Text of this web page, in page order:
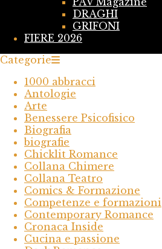
DRAGHI
GRIFONI
FIERE 2026
Categorie
1000 abbracci
Antologie
Arte
Benessere Psicofisico
Biografia
biografie
Chicklit Romance
Collana Chimere
Collana Teatro
Comics & Formazione
Competenze e formazioni
Contemporary Romance
Cronaca Inside
Cucina e passione